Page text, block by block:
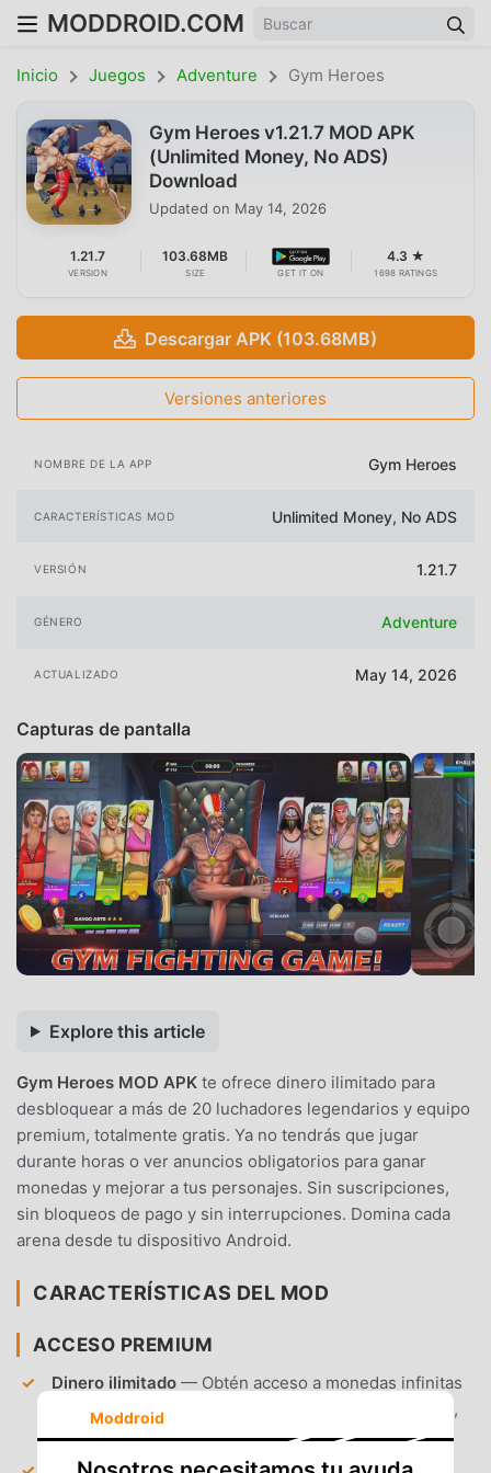
MODDROID.COM
Inicio Juegos Adventure Gym Heroes
Gym Heroes v1.21.7 MOD APK
(Unlimited Money, No ADS)
Download
Updated on May 14, 2026
1.21.7
VERSION
103.68MB
SIZE GET IT ON
4.3 ★
1698 RATINGS
Descargar APK (103.68MB)
Versiones anteriores
NOMBRE DE LA APP Gym Heroes
CARACTERÍSTICAS MOD Unlimited Money, No ADS
VERSIÓN 1.21.7
GÉNERO Adventure
ACTUALIZADO May 14, 2026
Capturas de pantalla
Explore this article
Gym Heroes MOD APK te ofrece dinero ilimitado para
desbloquear a más de 20 luchadores legendarios y equipo
premium, totalmente gratis. Ya no tendrás que jugar
durante horas o ver anuncios obligatorios para ganar
monedas y mejorar a tus personajes. Sin suscripciones,
sin bloqueos de pago y sin interrupciones. Domina cada
arena desde tu dispositivo Android.
CARACTERÍSTICAS DEL MOD
ACCESO PREMIUM
Dinero ilimitado — Obtén acceso a monedas infinitas
dentro del juego para comprar todos los personajes,
aspectos y mejoras de estadísticas al instante.
Moddroid